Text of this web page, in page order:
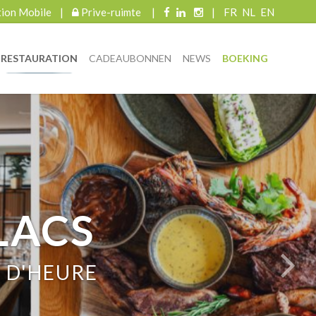
Mobile | Prive-ruimte | | FR NL EN
RESTAURATION CADEAUBONNEN NEWS BOEKING
D'HEURE